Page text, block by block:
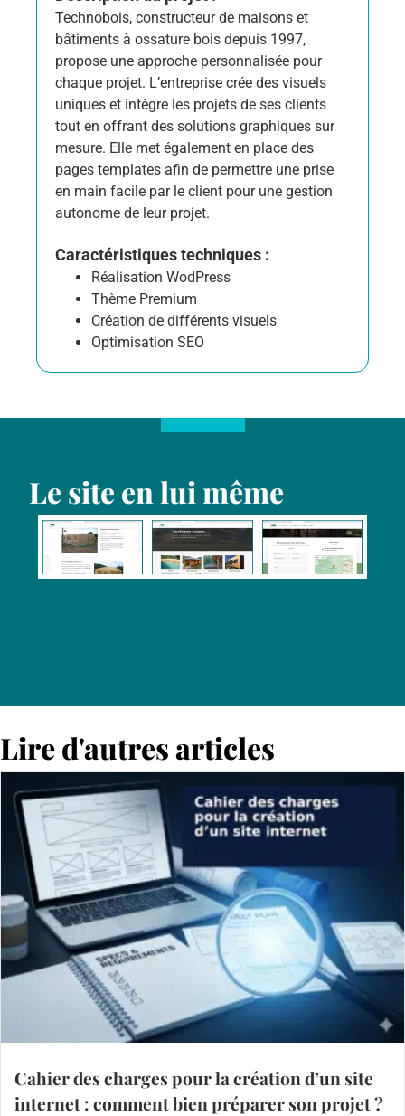
Technobois, constructeur de maisons et
bâtiments à ossature bois depuis 1997,
propose une approche personnalisée pour
chaque projet. L’entreprise crée des visuels
uniques et intègre les projets de ses clients
tout en offrant des solutions graphiques sur
mesure. Elle met également en place des
pages templates afin de permettre une prise
en main facile par le client pour une gestion
autonome de leur projet.
Caractéristiques techniques :
Réalisation WodPress
Thème Premium
Création de différents visuels
Optimisation SEO
Le site en lui même
Lire d'autres articles
Cahier des charges pour la création d’un site
internet : comment bien préparer son projet ?